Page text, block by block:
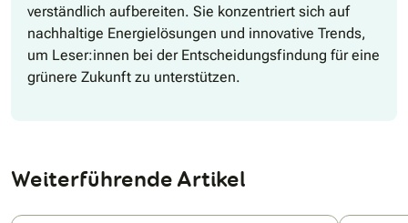
verständlich aufbereiten. Sie konzentriert sich auf
nachhaltige Energielösungen und innovative Trends,
um Leser:innen bei der Entscheidungsfindung für eine
grünere Zukunft zu unterstützen.
Weiterführende Artikel